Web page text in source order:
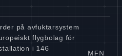
på avfuktarsystem
flygbolag för
i 146
MFN